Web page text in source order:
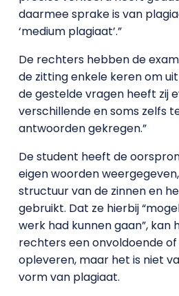
daarmee sprake is van
‘medium plagiaat’.”
De rechters hebben de
de zitting enkele keren om
de gestelde vragen heeft zij
verschillende en soms zelfs
antwoorden gekregen.”
De student heeft de
eigen woorden
structuur van de zinnen en
gebruikt. Dat ze hierbij
werk had kunnen gaan”, kan
rechters een onvoldoende
opleveren, maar het is niet
vorm van plagiaat.